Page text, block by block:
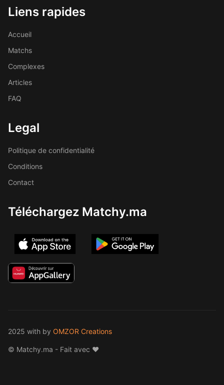
Liens rapides
Accueil
Matchs
Complexes
Articles
FAQ
Legal
Politique de confidentialité
Conditions
Contact
Téléchargez Matchy.ma
2025 with by OMZOR Creations
© Matchy.ma - Fait avec ❤️